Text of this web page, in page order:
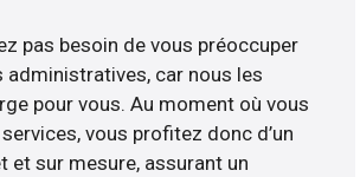
pas besoin de vous préoccuper
administratives, car nous les
pour vous. Au moment où vous
vous profitez donc d’un
et sur mesure, assurant un